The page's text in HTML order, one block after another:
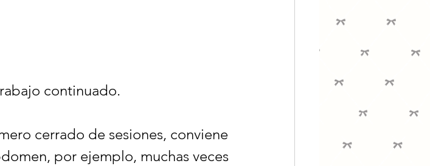
continuado.
cerrado de sesiones, conviene
por ejemplo, muchas veces